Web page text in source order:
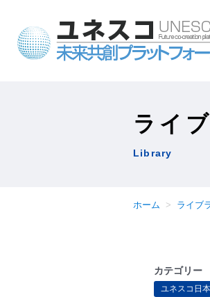
ライ
Library
ホーム ライブ
カテゴリー
ユネスコ日